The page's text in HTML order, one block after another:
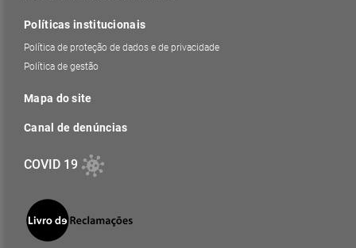
Políticas institucionais
Política de proteção de dados e de privacidade
Política de gestão
Mapa do site
Canal de denúncias
COVID 19